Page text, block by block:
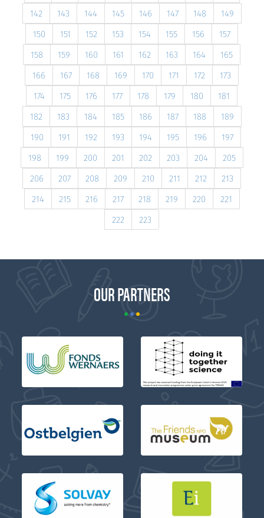
142
143 144 145 146 147 148
149
150
151 152 153 154 155 156
157
158
159 160 161 162 163 164
165
166
167 168 169 170 171 172
173
174
175 176 177 178 179 180
181
182
183 184 185 186 187 188
189
190
191 192 193 194 195 196
197
198
199 200 201 202 203 204
205
206
207 208 209 210 211 212
213
214
215 216 217 218 219 220
221
222
223
OUR PARTNERS